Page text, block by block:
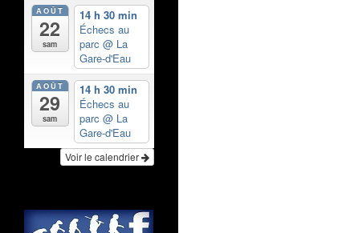
AOÛT
22
sam
14 h 30 min
Échecs au
parc @ La
Gare-d'Eau
AOÛT
29
sam
14 h 30 min
Échecs au
parc @ La
Gare-d'Eau
Voir le calendrier